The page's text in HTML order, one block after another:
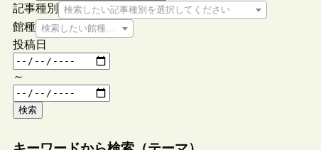
記事種別
検索したい記事種別を選択してください
館種 検索したい館種を選択してください
投稿日
～
検索